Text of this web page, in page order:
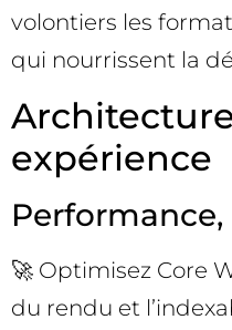
volontiers les
qui nourrissent la
expérience
🚀 Optimisez Core
du rendu et